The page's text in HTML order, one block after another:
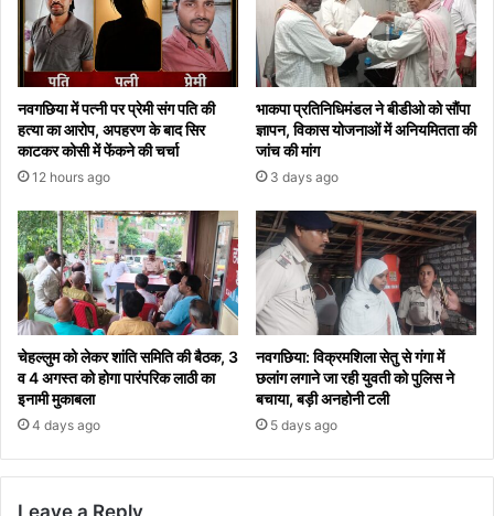
नवगछिया में पत्नी पर प्रेमी संग पति की
हत्या का आरोप, अपहरण के बाद सिर
काटकर कोसी में फेंकने की चर्चा
12 hours ago
भाकपा प्रतिनिधिमंडल ने बीडीओ को सौंपा
ज्ञापन, विकास योजनाओं में अनियमितता की
जांच की मांग
3 days ago
चेहल्लुम को लेकर शांति समिति की बैठक, 3
व 4 अगस्त को होगा पारंपरिक लाठी का
इनामी मुकाबला
4 days ago
नवगछिया: विक्रमशिला सेतु से गंगा में
छलांग लगाने जा रही युवती को पुलिस ने
बचाया, बड़ी अनहोनी टली
5 days ago